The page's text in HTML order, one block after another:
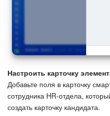
Настроить карточку
Добавьте поля в карточку
сотрудника HR-отдела,
создать карточку кандидата.